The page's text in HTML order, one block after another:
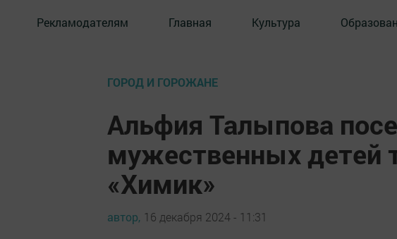
Рекламодателям Главная Культура
ГОРОД И ГОРОЖАНЕ
Альфия Талыпова
мужественных детей
«Химик»
автор, 16 декабря 2024 - 11:31